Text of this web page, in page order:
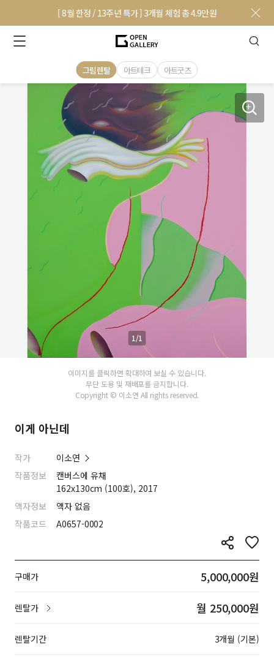
[ 8월 한정 / 13주년 특가 ] 3개월 체험 총 4.9만원
그림렌탈 아트테크 아트굿즈
1/1
이미지를 클릭하면 확대하여 보실 수 있습니다.
무단 도용 및 재배포를 금지합니다.
Copyright © 이소연 All rights reserved.
이게 아닌데
작가
이소연
작품정보
캔버스에 유채
162x130cm (100호), 2017
액자정보
액자 없음
작품코드
A0657-0002
구매가 5,000,000원
렌탈가 월 250,000원
렌탈기간 3개월 (기본)